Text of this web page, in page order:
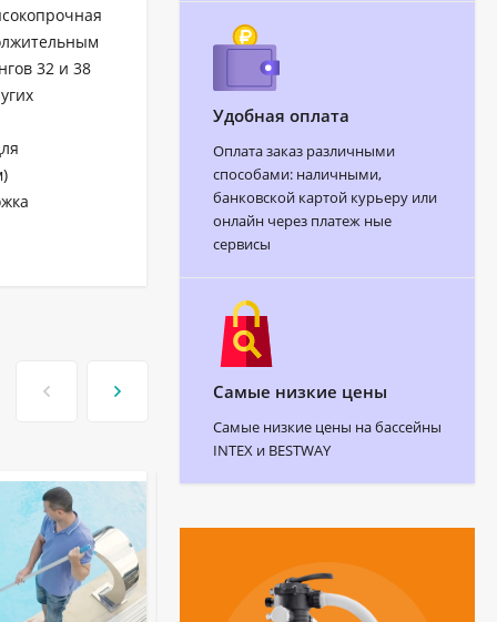
32 и 38
Удобная оплата
Оплата заказ различными
способами: наличными,
банковской картой курьеру или
онлайн через платеж ные
сервисы
Самые низкие цены
Самые низкие цены на бассейны
INTEX и BESTWAY